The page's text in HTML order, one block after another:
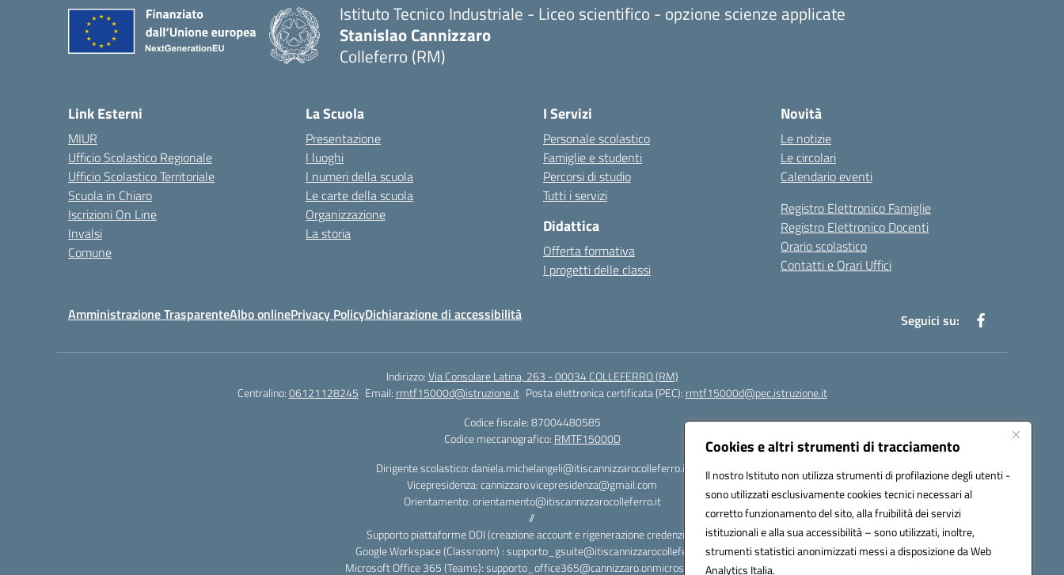
Cookies e altri strumenti di tracciamento
Il nostro Istituto non utilizza strumenti di profilazione degli utenti -
sono utilizzati esclusivamente cookies tecnici necessari al
corretto funzionamento del sito, alla fruibilità dei servizi
istituzionali e alla sua accessibilità – sono utilizzati, inoltre,
strumenti statistici anonimizzati messi a disposizione da Web
Analytics Italia.
Istituto Tecnico Industriale - Liceo scientifico - opzione scienze applicate
Stanislao Cannizzaro
Colleferro (RM)
Link Esterni
MIUR
Ufficio Scolastico Regionale
Ufficio Scolastico Territoriale
Scuola in Chiaro
Iscrizioni On Line
Invalsi
Comune
La Scuola
Presentazione
I luoghi
I numeri della scuola
Le carte della scuola
Organizzazione
La storia
I Servizi
Personale scolastico
Famiglie e studenti
Percorsi di studio
Tutti i servizi
Didattica
Offerta formativa
I progetti delle classi
Novità
Le notizie
Le circolari
Calendario eventi
Registro Elettronico Famiglie
Registro Elettronico Docenti
Orario scolastico
Contatti e Orari Uffici
Amministrazione TrasparenteAlbo onlinePrivacy PolicyDichiarazione di accessibilità Seguici su:
Indirizzo:Via Consolare Latina, 263 - 00034 COLLEFERRO (RM)
Centralino:06121128245 Email: rmtf15000d@istruzione.it Posta elettronica certificata (PEC): rmtf15000d@pec.istruzione.it
Codice fiscale: 87004480585
Codice meccanografico: RMTF15000D
Dirigente scolastico: daniela.michelangeli@itiscannizzarocolleferro.it
Vicepresidenza: cannizzaro.vicepresidenza@gmail.com
Orientamento: orientamento@itiscannizzarocolleferro.it
//
Supporto piattaforme DDI (creazione account e rigenerazione credenziali)
Google Workspace (Classroom) : supporto_gsuite@itiscannizzarocolleferro.it
Microsoft Office 365 (Teams): supporto_office365@cannizzaro.onmicrosoft.com